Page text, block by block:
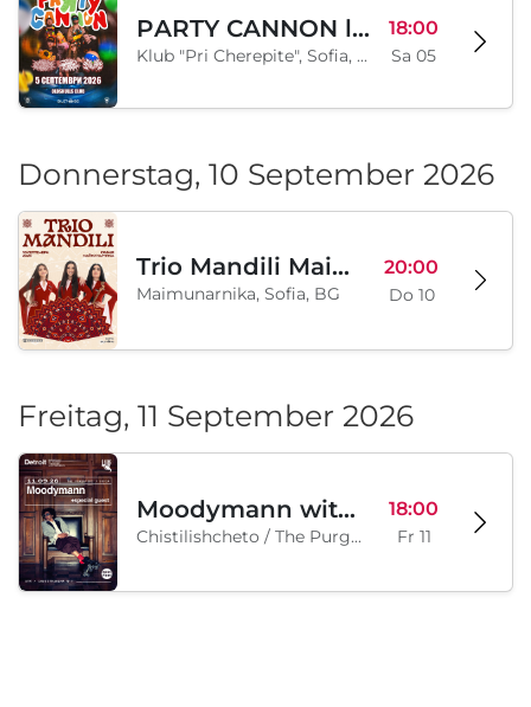
PARTY CANNON live in Sofia
Klub "Pri Cherepite", Sofia, BG
18:00
Sa 05
Donnerstag, 10 September 2026
Trio Mandili Maimunarnika- Sofia
Maimunarnika, Sofia, BG
20:00
Do 10
Freitag, 11 September 2026
Moodymann with special guests
Chistilishcheto / The Purgatory, Sofia, BG
18:00
Fr 11